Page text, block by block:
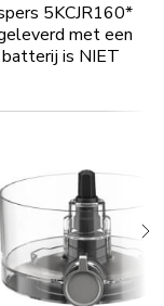
5KCJR160*
met een
is NIET